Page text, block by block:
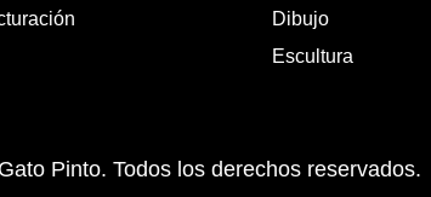
Dibujo
Escultura
Pinto. Todos los derechos reservados.